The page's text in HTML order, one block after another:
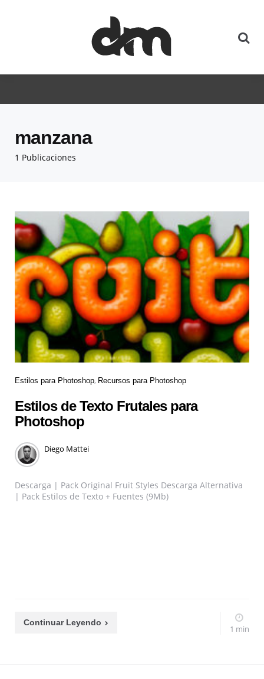
1 Publicaciones
manzana
Estilos para Photoshop Recursos para Photoshop
Estilos de Texto Frutales para
Photoshop
Diego Mattei
Descarga | Pack Original Fruit Styles Descarga Alternativa
| Pack Estilos de Texto + Fuentes (9Mb)
Continuar Leyendo
1 min